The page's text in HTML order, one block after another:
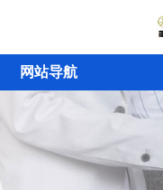
网站导航